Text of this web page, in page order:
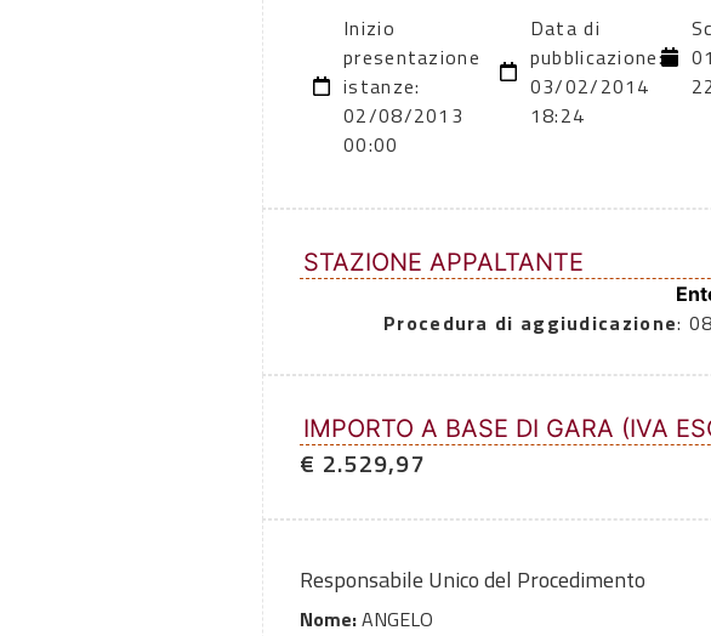
Inizio
presentazione
istanze:
02/08/2013
00:00
Data di
pubblicazione:
03/02/2014
18:24
STAZIONE APPALTANTE
Procedura di aggiudicazione:
IMPORTO A BASE DI GARA (IVA
€ 2.529,97
Responsabile Unico del Procedimento
Nome:ANGELO